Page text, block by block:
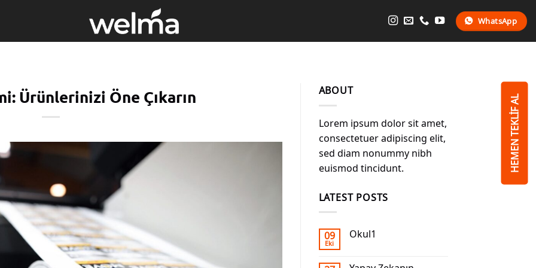
WhatsApp
Ürünlerinizi Öne Çıkarın ABOUT
Lorem ipsum dolor sit amet,
consectetuer adipiscing elit,
sed diam nonummy nibh
euismod tincidunt.
LATEST POSTS
09
Eki
Okul1
HEMEN TEKLİF AL